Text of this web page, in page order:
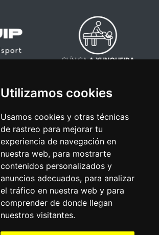
Utilizamos cookies
Usamos cookies y otras técnicas
de rastreo para mejorar tu
experiencia de navegación en
nuestra web, para mostrarte
contenidos personalizados y
anuncios adecuados, para analizar
el tráfico en nuestra web y para
comprender de donde llegan
nuestros visitantes.